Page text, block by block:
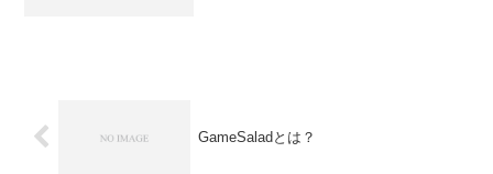
GameSaladとは？